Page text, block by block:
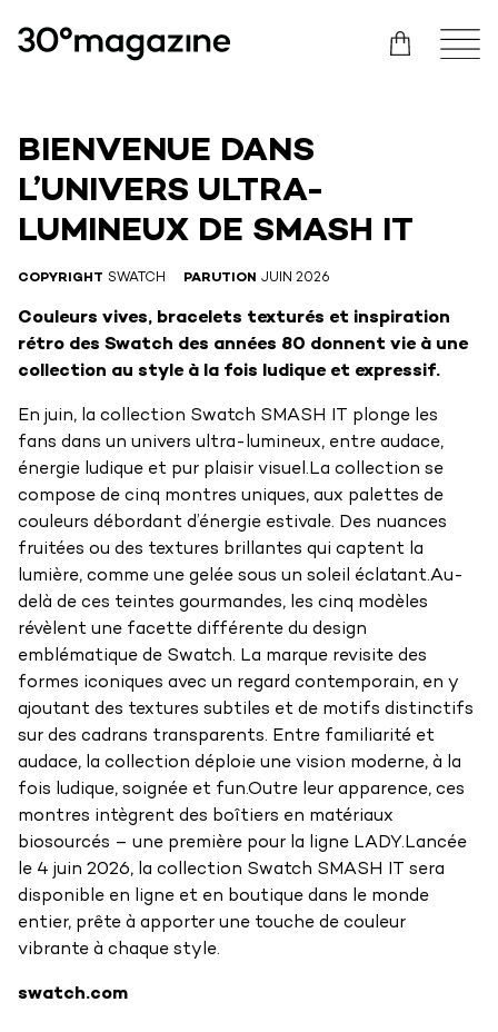
BIENVENUE DANS
L’UNIVERS ULTRA-
LUMINEUX DE SMASH IT
COPYRIGHT SWATCH PARUTION JUIN 2026
Couleurs vives, bracelets texturés et inspiration
rétro des Swatch des années 80 donnent vie à une
collection au style à la fois ludique et expressif.
En juin, la collection Swatch SMASH IT plonge les
fans dans un univers ultra-lumineux, entre audace,
énergie ludique et pur plaisir visuel.La collection se
compose de cinq montres uniques, aux palettes de
couleurs débordant d’énergie estivale. Des nuances
fruitées ou des textures brillantes qui captent la
lumière, comme une gelée sous un soleil éclatant.Au-
delà de ces teintes gourmandes, les cinq modèles
révèlent une facette différente du design
emblématique de Swatch. La marque revisite des
formes iconiques avec un regard contemporain, en y
ajoutant des textures subtiles et de motifs distinctifs
sur des cadrans transparents. Entre familiarité et
audace, la collection déploie une vision moderne, à la
fois ludique, soignée et fun.Outre leur apparence, ces
montres intègrent des boîtiers en matériaux
biosourcés – une première pour la ligne LADY.Lancée
le 4 juin 2026, la collection Swatch SMASH IT sera
disponible en ligne et en boutique dans le monde
entier, prête à apporter une touche de couleur
vibrante à chaque style.
swatch.com